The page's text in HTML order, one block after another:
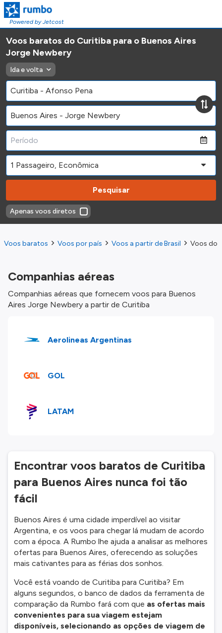
Powered by Jetcost
Voos baratos do Curitiba para o Buenos Aires
Jorge Newbery
Ida e volta
Pesquisar
Apenas voos diretos
Voos baratos Voos por país Voos a partir de Brasil Voos do
Companhias aéreas
Companhias aéreas que fornecem voos para Buenos
Aires Jorge Newbery a partir de Curitiba
Aerolineas Argentinas
GOL
LATAM
Encontrar voos baratos de Curitiba
para Buenos Aires nunca foi tão
fácil
Buenos Aires é uma cidade imperdível ao visitar
Argentina, e os voos para chegar lá mudam de acordo
com a época. A Rumbo lhe ajuda a analisar as melhores
ofertas para Buenos Aires, oferecendo as soluções
mais cativantes para as férias dos sonhos.
Você está voando de Curitiba para Curitiba? Em
alguns segundos, o banco de dados da ferramenta de
comparação da Rumbo fará com que as ofertas mais
convenientes para sua viagem estejam
disponíveis, selecionando as opções de viagem de